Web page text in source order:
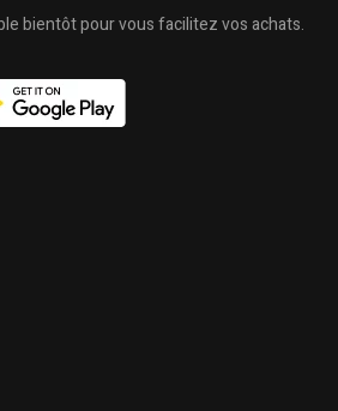
bientôt pour vous facilitez vos achats.